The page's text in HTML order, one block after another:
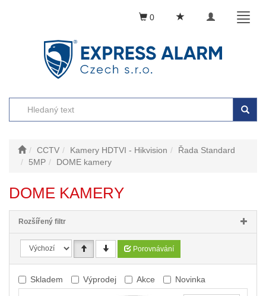
Toggle
0
CCTV Kamery HDTVI - Hikvision
Řada Standard
5MP
DOME kamery
DOME KAMERY
Rozšířený filtr
Porovnávání
Skladem Výprodej Akce Novinka